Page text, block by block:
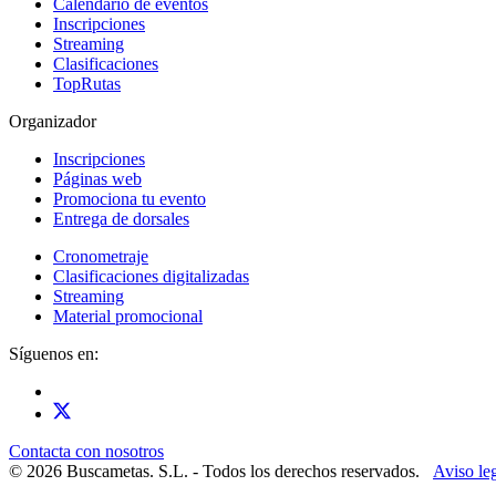
Calendario de eventos
Inscripciones
Streaming
Clasificaciones
TopRutas
Organizador
Inscripciones
Páginas web
Promociona tu evento
Entrega de dorsales
Cronometraje
Clasificaciones digitalizadas
Streaming
Material promocional
Síguenos en:
Contacta con nosotros
© 2026 Buscametas. S.L. - Todos los derechos reservados. Aviso